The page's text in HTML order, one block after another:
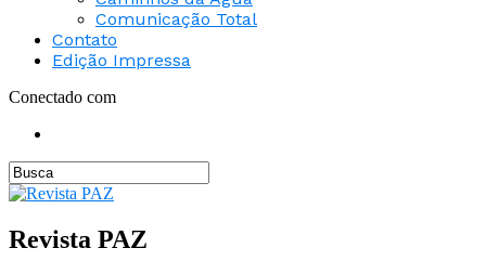
Comunicação Total
Contato
Edição Impressa
Conectado com
Revista PAZ